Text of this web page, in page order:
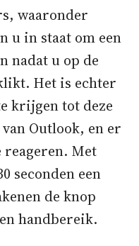
waaronder
u in staat om een
nadat u op de
Het is echter
krijgen tot deze
Outlook, en er
Met
seconden een
de knop
handbereik.